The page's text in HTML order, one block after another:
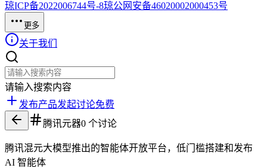
琼ICP备2022006744号-8琼公网安备46020002000453号
更多
关于我们
请输入搜索内容
发布产品发起讨论免费
腾讯元器0 个讨论
腾讯混元大模型推出的智能体开放平台，低门槛搭建和发布
AI 智能体